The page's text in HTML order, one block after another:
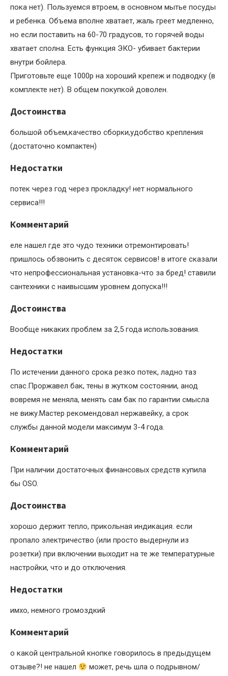
пока нет). Пользуемся втроем, в основном мытье посуды
и ребенка. Объема вполне хватает, жаль греет медленно,
но если поставить на 60-70 градусов, то горячей воды
хватает сполна. Есть функция ЭКО- убивает бактерии
внутри бойлера.
Приготовьте еще 1000р на хороший крепеж и подводку (в
комплекте нет). В общем покупкой доволен.
Достоинства
большой объем,качество сборки,удобство крепления
(достаточно компактен)
Недостатки
потек через год через прокладку! нет нормального
сервиса!!!
Комментарий
еле нашел где это чудо техники отремонтировать!
пришлось обзвонить с десяток сервисов! в итоге сказали
что непрофессиональная установка-что за бред! ставили
сантехники с наивысшим уровнем допуска!!!
Достоинства
Вообще никаких проблем за 2,5 года использования.
Недостатки
По истечении данного срока резко потек, ладно таз
спас.Проржавел бак, тены в жутком состоянии, анод
вовремя не меняла, менять сам бак по гарантии смысла
не вижу.Мастер рекомендовал нержавейку, а срок
службы данной модели максимум 3-4 года.
Комментарий
При наличии достаточных финансовых средств купила
бы OSO.
Достоинства
хорошо держит тепло, прикольная индикация. если
пропало электричество (или просто выдернули из
розетки) при включении выходит на те же температурные
настройки, что и до отключения.
Недостатки
имхо, немного громоздкий
Комментарий
о какой центральной кнопке говорилось в предыдущем
отзыве?! не нашел
может, речь шла о подрывном/